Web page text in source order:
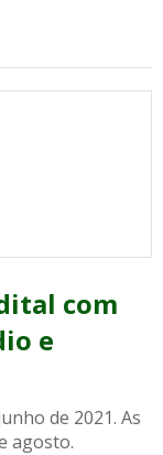
com
e
de 2021. As
agosto.